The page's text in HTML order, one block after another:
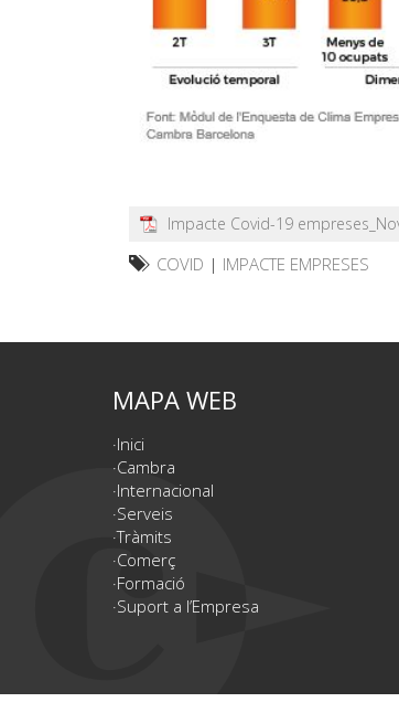
Impacte Covid-19
COVID | IMPACTE EMPRESES
MAPA WEB
Inici
Cambra
Internacional
Serveis
Tràmits
Comerç
Formació
Suport a l’Empresa